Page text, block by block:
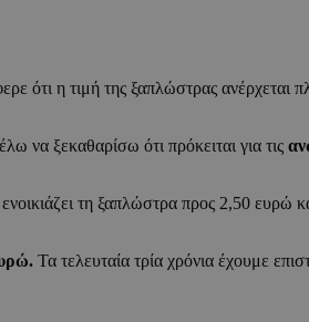
ότι η τιμή της ξαπλώστρας
να ξεκαθαρίσω ότι πρόκειται για τις
τη ξαπλώστρα προς 2,50
Τα τελευταία τρία χρόνια έχουμε